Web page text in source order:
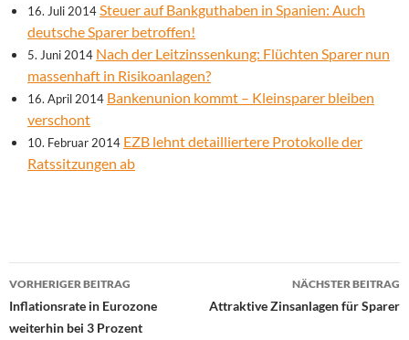
16. Juli 2014Steuer auf Bankguthaben in Spanien: Auch
deutsche Sparer betroffen!
5. Juni 2014 Nach der Leitzinssenkung: Flüchten Sparer nun
massenhaft in Risikoanlagen?
16. April 2014 Bankenunion kommt – Kleinsparer bleiben
verschont
10. Februar 2014 EZB lehnt detailliertere Protokolle der
Ratssitzungen ab
Beitrags-
Navigation
VORHERIGER BEITRAG
Inflationsrate in Eurozone
weiterhin bei 3 Prozent
NÄCHSTER BEITRAG
Attraktive Zinsanlagen für Sparer